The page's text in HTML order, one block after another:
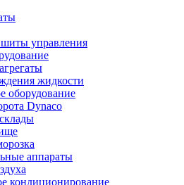
управления
жидкости
оборудование
Dynaco
аппараты
кондиционирование